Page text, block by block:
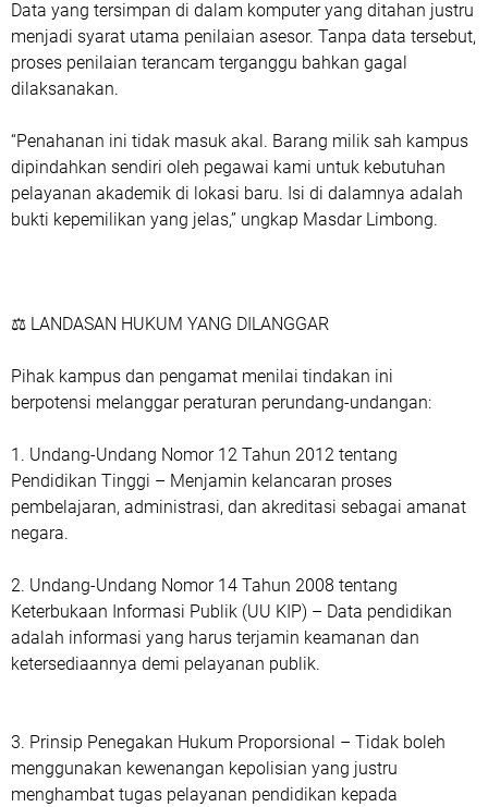
Data yang tersimpan di dalam komputer yang ditahan justru
menjadi syarat utama penilaian asesor. Tanpa data tersebut,
proses penilaian terancam terganggu bahkan gagal
dilaksanakan.
“Penahanan ini tidak masuk akal. Barang milik sah kampus
dipindahkan sendiri oleh pegawai kami untuk kebutuhan
pelayanan akademik di lokasi baru. Isi di dalamnya adalah
bukti kepemilikan yang jelas,” ungkap Masdar Limbong.
⚖️ LANDASAN HUKUM YANG DILANGGAR
Pihak kampus dan pengamat menilai tindakan ini
berpotensi melanggar peraturan perundang-undangan:
1. Undang-Undang Nomor 12 Tahun 2012 tentang
Pendidikan Tinggi – Menjamin kelancaran proses
pembelajaran, administrasi, dan akreditasi sebagai amanat
negara.
2. Undang-Undang Nomor 14 Tahun 2008 tentang
Keterbukaan Informasi Publik (UU KIP) – Data pendidikan
adalah informasi yang harus terjamin keamanan dan
ketersediaannya demi pelayanan publik.
3. Prinsip Penegakan Hukum Proporsional – Tidak boleh
menggunakan kewenangan kepolisian yang justru
menghambat tugas pelayanan pendidikan kepada